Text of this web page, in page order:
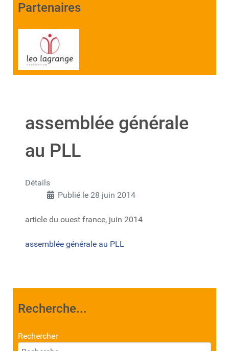
Partenaires
assemblée générale
au PLL
Détails
Publié le 28 juin 2014
article du ouest france, juin 2014
assemblée générale au PLL
Recherche...
Rechercher